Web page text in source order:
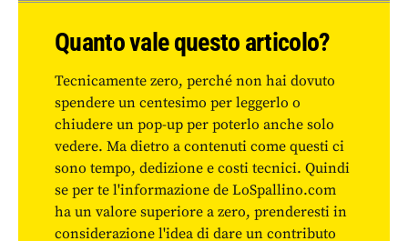
Quanto vale questo articolo?
Tecnicamente zero, perché non hai dovuto
spendere un centesimo per leggerlo o
chiudere un pop-up per poterlo anche solo
vedere. Ma dietro a contenuti come questi ci
sono tempo, dedizione e costi tecnici. Quindi
se per te l'informazione de LoSpallino.com
ha un valore superiore a zero, prenderesti in
considerazione l'idea di dare un contributo